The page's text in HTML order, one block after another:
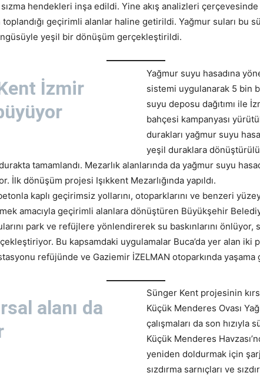
hendekleri inşa edildi. Yine akış analizleri çerçevesinde
toplandığı geçirimli alanlar haline getirildi. Yağmur suları bu
yeşil bir dönüşüm gerçekleştirildi.
İzmir
Yağmur suyu hasadına
sistemi uygulanarak 5 bin
suyu deposu dağıtımı ile
bahçesi kampanyası
durakları yağmur suyu
yeşil duraklara
tamamlandı. Mezarlık alanlarında da yağmur suyu
İlk dönüşüm projesi Işıkkent Mezarlığında yapıldı.
kaplı geçirimsiz yollarını, otoparklarını ve benzeri
amacıyla geçirimli alanlara dönüştüren Büyükşehir
park ve refüjlere yönlendirerek su baskınlarını önlüyor,
Bu kapsamdaki uygulamalar Buca’da yer alan iki
refüjünde ve Gaziemir İZELMAN otoparkında yaşama
alanı da
Sünger Kent projesinin
Küçük Menderes Ovası
çalışmaları da son hızıyla
Küçük Menderes
yeniden doldurmak için
sızdırma sarnıçları ve